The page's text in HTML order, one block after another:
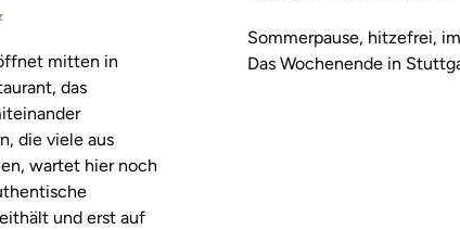
mitten in
das
die viele aus
wartet hier noch
und erst auf
Sommerpause, hitzefrei,
Das Wochenende in